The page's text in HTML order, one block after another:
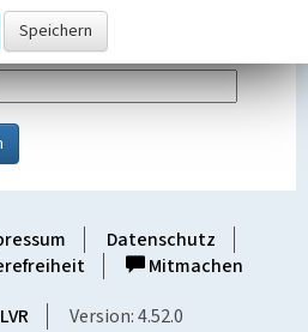
Sie unten das Rechenergebnis aus der
Datenschutz
Mitmachen
LVR Version: 4.52.0